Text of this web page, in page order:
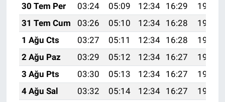
30 Tem Per
03:24 05:09 12:34 16:29
19:48
31 Tem Cum
03:26 05:10 12:34 16:28
19:47
1 Ağu Cts
03:27 05:11 12:34 16:28
19:46
2 Ağu Paz
03:29 05:12 12:34 16:27
19:45
3 Ağu Pts
03:30 05:13 12:34 16:27
19:44
4 Ağu Sal
03:32 05:14 12:34 16:27
19:43